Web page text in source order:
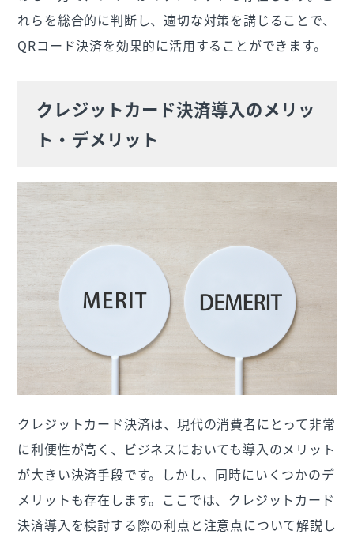
れらを総合的に判断し、適切な対策を講じることで、
QRコード決済を効果的に活用することができます。
クレジットカード決済導入のメリッ
ト・デメリット
クレジットカード決済は、現代の消費者にとって非常
に利便性が高く、ビジネスにおいても導入のメリット
が大きい決済手段です。しかし、同時にいくつかのデ
メリットも存在します。ここでは、クレジットカード
決済導入を検討する際の利点と注意点について解説し